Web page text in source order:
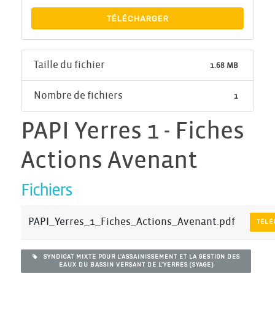
TÉLÉCHARGER
Taille du fichier 1.68 MB
Nombre de fichiers 1
PAPI Yerres 1 - Fiches
Actions Avenant
Fichiers
PAPI_Yerres_1_Fiches_Actions_Avenant.pdf
SYNDICAT MIXTE POUR L'ASSAINISSEMENT ET LA GESTION DES
EAUX DU BASSIN VERSANT DE L'YERRES (SYAGE)